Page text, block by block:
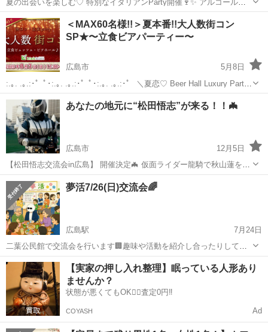
夏の出会いを楽しむ♡ 特別なイタリアンParty開催🍷✨ アルコール飲
み放題付きの、 少し贅沢な“大人数イタリアンコン”をご用意しました♪
今回は立食スタイルなので、 気になる方に自然に声をかけやすく、 ...
広島 広島市 パーティー 会場
＜MAX60名様!!＞夏本番!!大人数街コン
SP★〜立食ビアパーティー〜
広島市
5月8日
:.｡. .｡.:･゜ﾟ･:.｡. .｡.:･゜ﾟ･:.｡. .｡.:･゜ ＼夏恋♡ Beer Hall Luxury Party
🍻✨／ ･:.｡. .｡.:･゜ﾟ･:.｡. .｡.:･゜ﾟ･:.｡. .｡.:･゜ ...
広島 広島市 パーティー 会場
あなたの地元に“松田悟志”が来る！！🦇
広島市
12月5日
【松田悟志交流会in広島】 開催決定🦇 仮面ライダー龍騎で秋山蓮を演
じ、その後もドラマやバラエティと多岐に渡り活躍を続ける俳優松田
悟志さんとの交流会を開催✨ 今回は広島で開催することとなりました
🔥 九州北部、中国、四国...
広島 広島市 パーティー 地元
夢活7/26(日)交流会🌈
広島駅
7月24日
二葉公民館で交流会を行います🏢趣味や活動を紹介し合ったりして、
企画をする会です📝思いつきや、妄想でも構いません💡みんなでアイ
デアを出し合って、夢を広げていければと思います🌈 日時 令和8年7
月26日(日)14時〜17時 ...
広島 広島市 広島駅 パーティー 公民館
【実家の押し入れ整理】眠っている人形あり
ませんか？
状態が悪くてもOK🙆‍♀️査定0円‼️
COYASH Ad